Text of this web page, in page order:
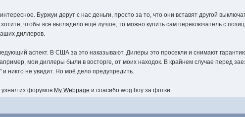
Буржуи дерут с нас деньги, просто за то, что они вставят другой
чтобы все выглядело ещё лучше, то можно купить сам переключатель с
диллеров.
аспект. В США за это наказывают. Дилеры это просекли и снимают
мои диллеры были в восторге, от моих находок. В крайнем случае перед
и никто не увидит. Но моё дело предупредить.
узнал из форумов My Webpage и спасибо wog boy за фотки.